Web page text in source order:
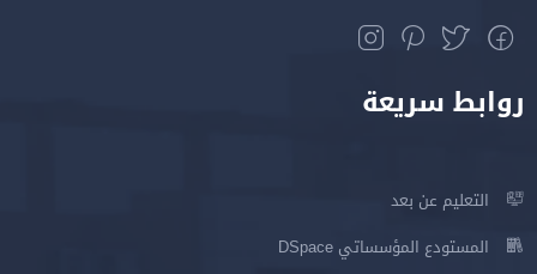
روابط سريعة
التعليم عن بعد
المستودع المؤسساتي DSpace